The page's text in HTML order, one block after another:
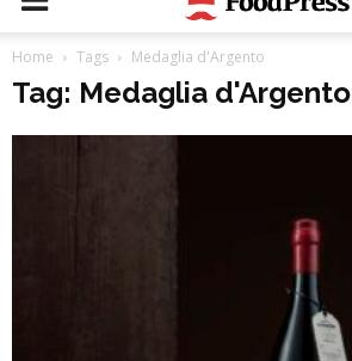
Home Tags Medaglia d'Argento
Tag: Medaglia d'Argento